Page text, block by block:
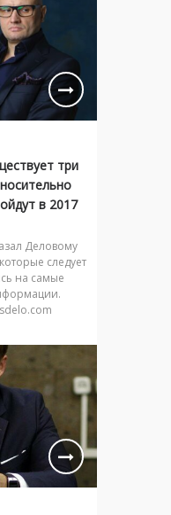
три
в 2017
Деловому
следует
на самые